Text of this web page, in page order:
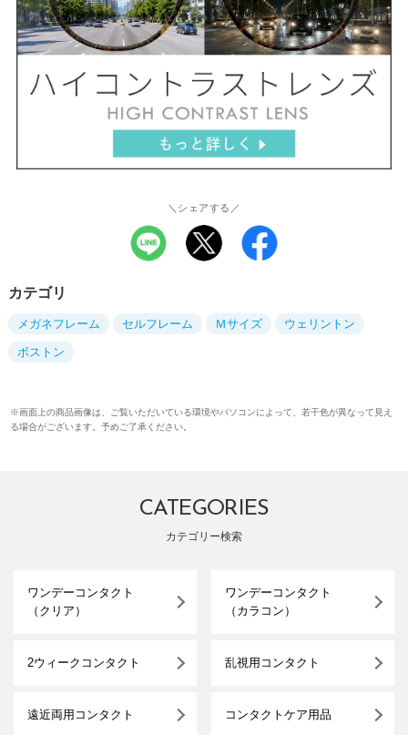
＼シェアする／
カテゴリ
メガネフレーム セルフレーム Ｍサイズ ウェリントン
ボストン
※画面上の商品画像は、ご覧いただいている環境やパソコンによって、若干色が異なって見え
る場合がございます。予めご了承ください。
CATEGORIES
カテゴリー検索
ワンデーコンタクト
（クリア）
ワンデーコンタクト
（カラコン）
2ウィークコンタクト 乱視用コンタクト
遠近両用コンタクト コンタクトケア用品